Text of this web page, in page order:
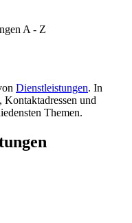
A - Z
Dienstleistungen. In
und
Themen.